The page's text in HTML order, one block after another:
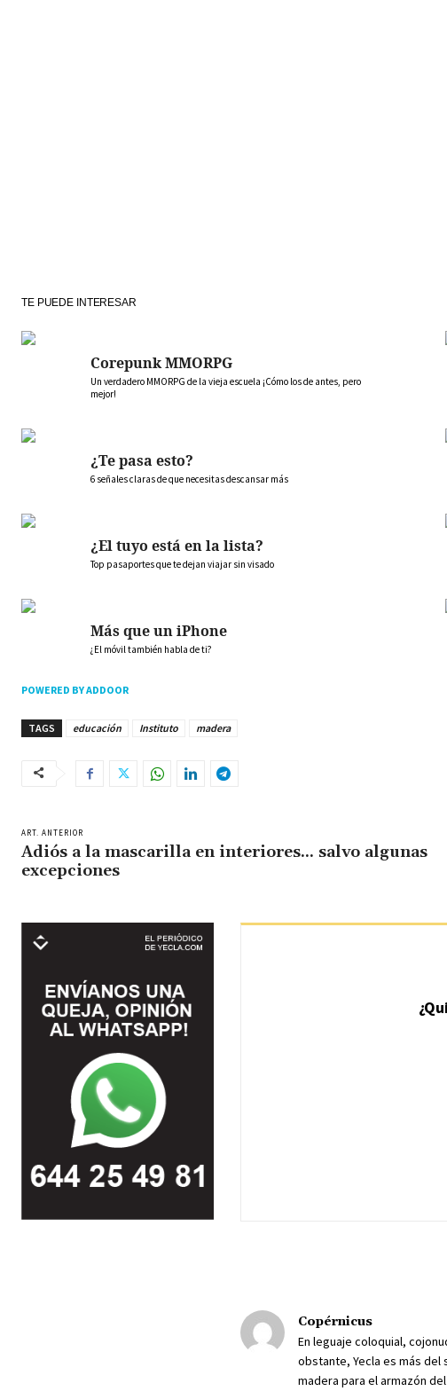
TE PUEDE INTERESAR
Corepunk MMORPG
Un verdadero MMORPG de la vieja escuela ¡Cómo los de antes, pero
mejor!
¿Te pasa esto?
6 señales claras de que necesitas descansar más
¿El tuyo está en la lista?
Top pasaportes que te dejan viajar sin visado
Más que un iPhone
¿El móvil también habla de ti?
POWERED BY ADDOOR
TAGS educación Instituto madera
ART. ANTERIOR
Adiós a la mascarilla en interiores… salvo algunas
excepciones
Copérnicus
En leguaje coloquial,
obstante, Yecla es más
madera para el armazón